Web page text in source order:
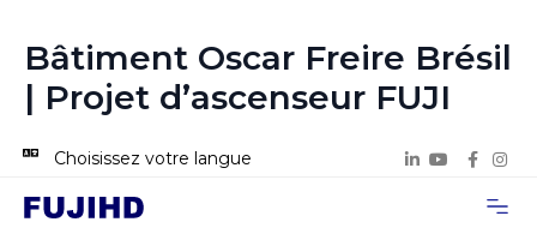
Bâtiment Oscar Freire Brésil
| Projet d’ascenseur FUJI
Choisissez votre langue